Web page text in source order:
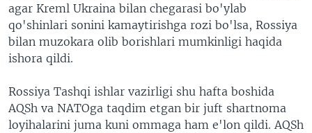
agar Kreml Ukraina bilan chegarasi bo'ylab
qo'shinlari sonini kamaytirishga rozi bo'lsa, Rossiya
bilan muzokara olib borishlari mumkinligi haqida
ishora qildi.
Rossiya Tashqi ishlar vazirligi shu hafta boshida
AQSh va NATOga taqdim etgan bir juft shartnoma
loyihalarini juma kuni ommaga ham e'lon qildi. AQSh